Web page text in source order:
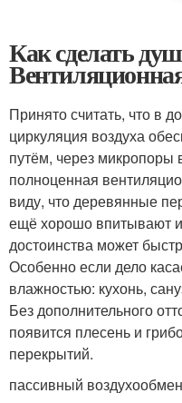
Как сделать
Принято считать, что в
циркуляция воздуха
путём, через
полноценная
виду, что деревянные
ещё хорошо впитывают и
достоинства может
Особенно если дело
влажностью: кухонь,
Без дополнительного
появится плесень и
перекрытий.
пассивный